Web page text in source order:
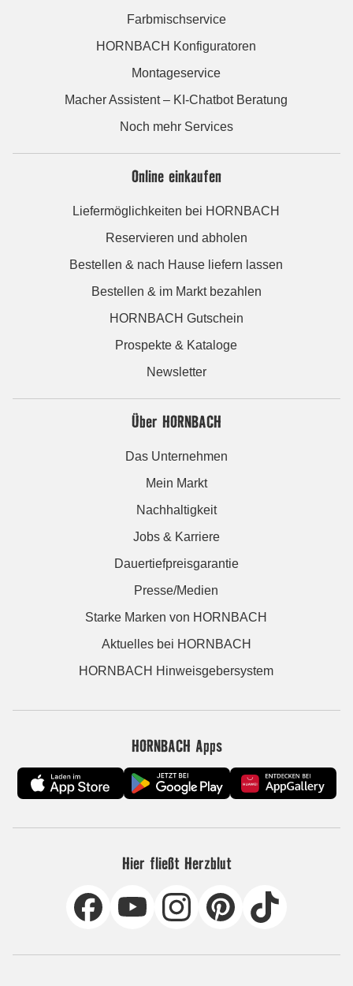
Farbmischservice
HORNBACH Konfiguratoren
Montageservice
Macher Assistent – KI-Chatbot Beratung
Noch mehr Services
Online einkaufen
Liefermöglichkeiten bei HORNBACH
Reservieren und abholen
Bestellen & nach Hause liefern lassen
Bestellen & im Markt bezahlen
HORNBACH Gutschein
Prospekte & Kataloge
Newsletter
Über HORNBACH
Das Unternehmen
Mein Markt
Nachhaltigkeit
Jobs & Karriere
Dauertiefpreisgarantie
Presse/Medien
Starke Marken von HORNBACH
Aktuelles bei HORNBACH
HORNBACH Hinweisgebersystem
HORNBACH Apps
Hier fließt Herzblut